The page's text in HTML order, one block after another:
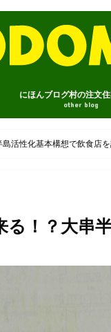
にほんブログ村の注文
other blog
活性化基本構想で飲食店を
！？大串